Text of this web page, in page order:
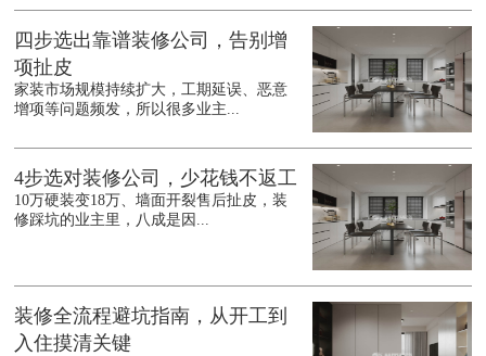
四步选出靠谱装修公司，告别增
项扯皮
家装市场规模持续扩大，工期延误、恶意
增项等问题频发，所以很多业主...
4步选对装修公司，少花钱不返工
10万硬装变18万、墙面开裂售后扯皮，装
修踩坑的业主里，八成是因...
装修全流程避坑指南，从开工到
入住摸清关键